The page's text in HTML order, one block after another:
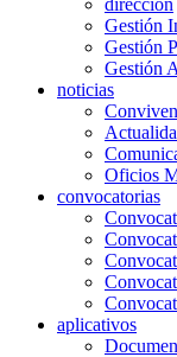
Gestión
Gestión
Gestión
noticias
Oficios
convocatorias
aplicativos